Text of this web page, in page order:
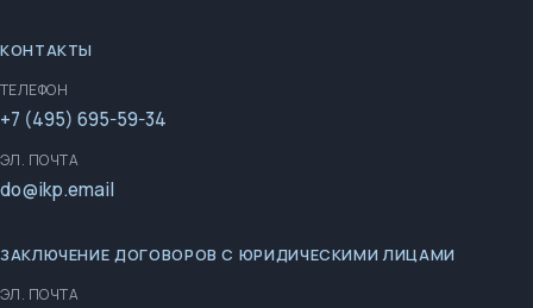
КОНТАКТЫ
ТЕЛЕФОН
+7 (495) 695-59-34
ЭЛ. ПОЧТА
do@ikp.email
ЗАКЛЮЧЕНИЕ ДОГОВОРОВ С ЮРИДИЧЕСКИМИ ЛИЦАМИ
ЭЛ. ПОЧТА